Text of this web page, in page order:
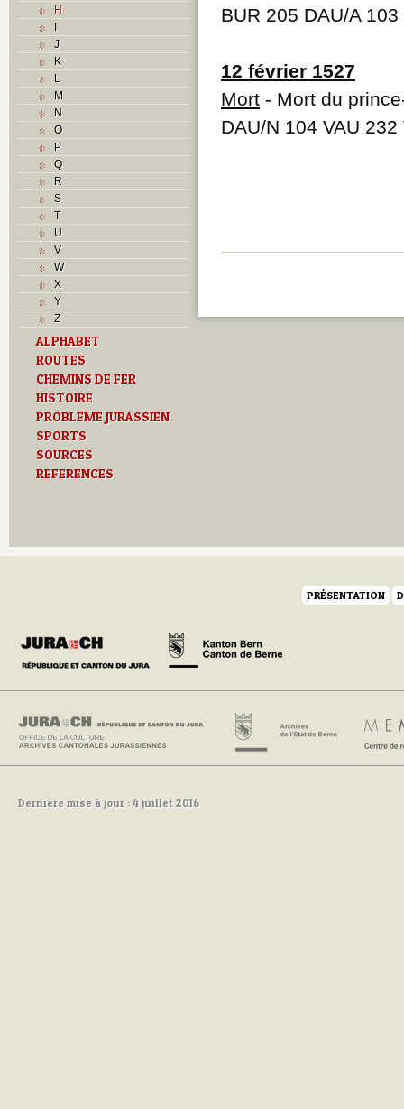
H
I
J
K
L
M
N
O
P
Q
R
S
T
U
V
W
X
Y
Z
ALPHABET
ROUTES
CHEMINS DE FER
HISTOIRE
PROBLEME JURASSIEN
SPORTS
SOURCES
REFERENCES
BUR 205 DAU/A
12 février 1527
Mort - Mort du
DAU/N 104 VAU
PRÉSENTATION
Dernière mise à jour : 4 juillet 2016